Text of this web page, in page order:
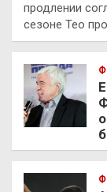
продлении
сезоне Тео